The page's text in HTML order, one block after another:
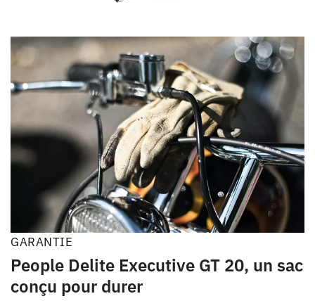
GARANTIE
People Delite Executive GT 20, un sac
conçu pour durer